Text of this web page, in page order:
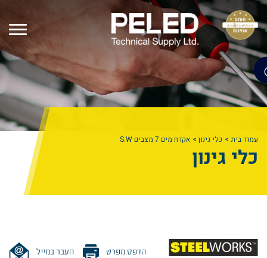
עמוד בית כלי גינון אקדח מים 7 מצבים S.W
כלי גינון
הדפס מפרט העבר במייל